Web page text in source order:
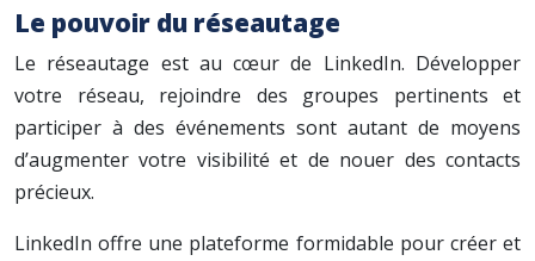
Le pouvoir du réseautage
Le réseautage est au cœur de LinkedIn. Développer
votre réseau, rejoindre des groupes pertinents et
participer à des événements sont autant de moyens
d’augmenter votre visibilité et de nouer des contacts
précieux.
LinkedIn offre une plateforme formidable pour créer et